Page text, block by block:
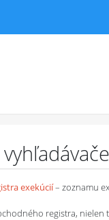
exekúcií– zoznamu
registra,